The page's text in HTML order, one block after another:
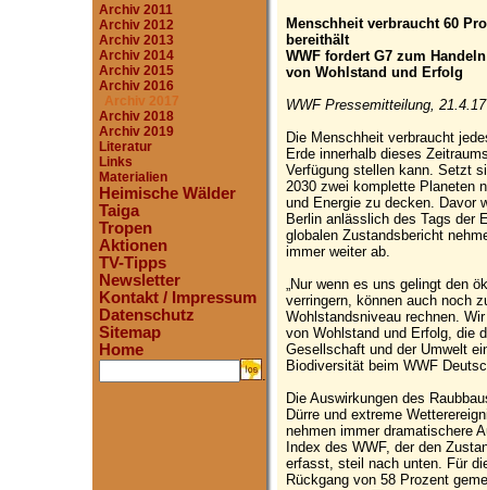
Archiv 2011
Archiv 2012
Archiv 2013
Archiv 2014
Archiv 2015
Archiv 2016
Archiv 2017
Archiv 2018
Archiv 2019
Literatur
Links
Materialien
Heimische Wälder
Taiga
Tropen
Aktionen
TV-Tipps
Newsletter
Kontakt / Impressum
Datenschutz
Sitemap
Home
.
Menschheit verbraucht 60
bereithält
WWF fordert G7 zum
von Wohlstand und Erfolg
WWF Pressemitteilung, 21.4.17
Die Menschheit verbraucht
Erde innerhalb dieses
Verfügung stellen kann. Setzt
2030 zwei komplette Planeten
und Energie zu decken. Davor
Berlin anlässlich des Tags der
globalen Zustandsbericht
immer weiter ab.
„Nur wenn es uns gelingt den
verringern, können auch noch
Wohlstandsniveau rechnen.
von Wohlstand und Erfolg, die
Gesellschaft und der Umwelt
Biodiversität beim WWF
Die Auswirkungen des
Dürre und extreme
nehmen immer dramatischere
Index des WWF, der den
erfasst, steil nach unten. Für
Rückgang von 58 Prozent